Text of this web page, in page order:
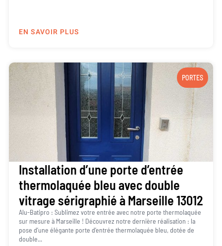
EN SAVOIR PLUS
PORTES
Installation d’une porte d’entrée
thermolaquée bleu avec double
vitrage sérigraphié à Marseille 13012
Alu-Batipro : Sublimez votre entrée avec notre porte thermolaquée
sur mesure à Marseille ! Découvrez notre dernière réalisation : la
pose d’une élégante porte d’entrée thermolaquée bleu, dotée de
double...